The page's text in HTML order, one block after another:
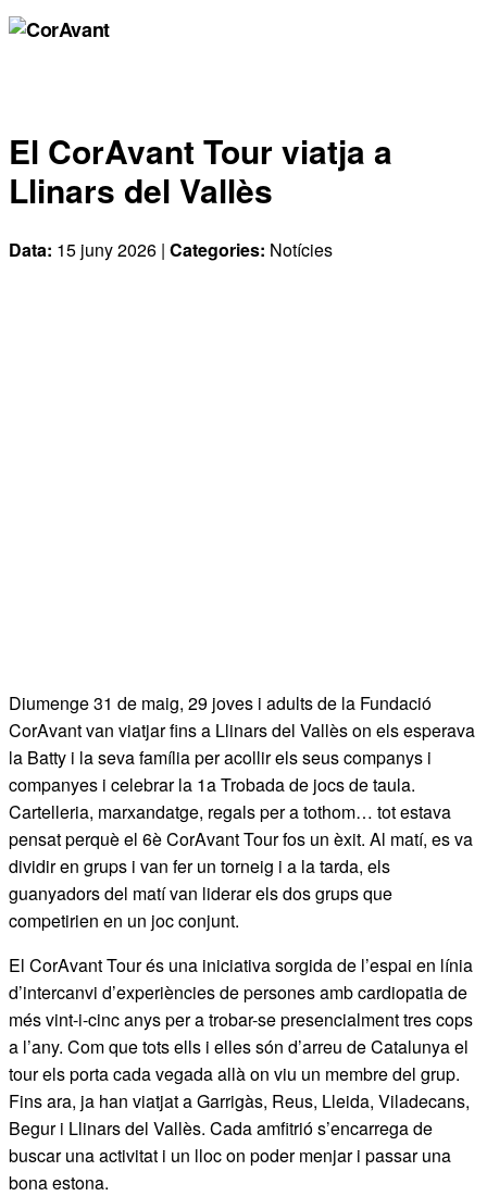
El CorAvant Tour viatja a
Llinars del Vallès
Data: 15 juny 2026 | Categories: Notícies
Diumenge 31 de maig, 29 joves i adults de la Fundació
CorAvant van viatjar fins a Llinars del Vallès on els esperava
la Batty i la seva família per acollir els seus companys i
companyes i celebrar la 1a Trobada de jocs de taula.
Cartelleria, marxandatge, regals per a tothom… tot estava
pensat perquè el 6è CorAvant Tour fos un èxit. Al matí, es va
dividir en grups i van fer un torneig i a la tarda, els
guanyadors del matí van liderar els dos grups que
competirien en un joc conjunt.
El CorAvant Tour és una iniciativa sorgida de l’espai en línia
d’intercanvi d’experiències de persones amb cardiopatia de
més vint-i-cinc anys per a trobar-se presencialment tres cops
a l’any. Com que tots ells i elles són d’arreu de Catalunya el
tour els porta cada vegada allà on viu un membre del grup.
Fins ara, ja han viatjat a Garrigàs, Reus, Lleida, Viladecans,
Begur i Llinars del Vallès. Cada amfitrió s’encarrega de
buscar una activitat i un lloc on poder menjar i passar una
bona estona.